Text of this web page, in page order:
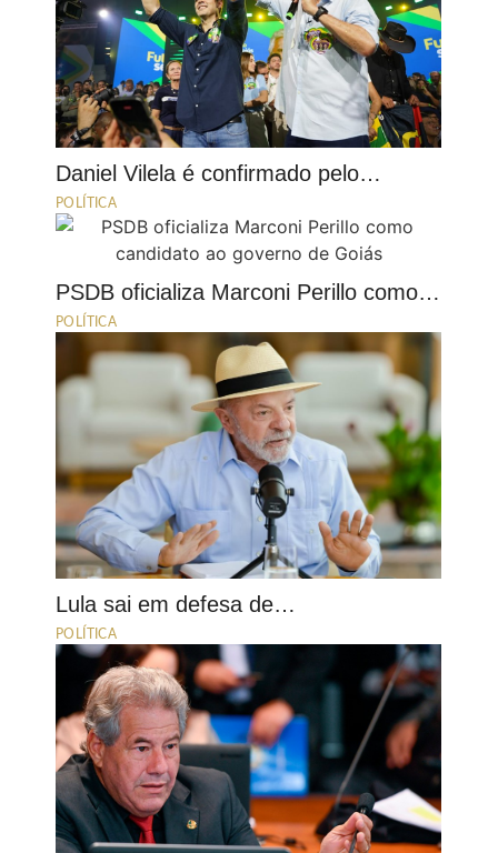
Daniel Vilela é confirmado pelo…
POLÍTICA
PSDB oficializa Marconi Perillo como…
POLÍTICA
Lula sai em defesa de…
POLÍTICA